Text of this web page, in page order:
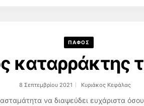
ΠΑΦΟΣ
καταρράκτης
8 Σεπτεμβρίου 2021 Κυριάκος Κεφάλας
να διαψεύδει ευχάριστα